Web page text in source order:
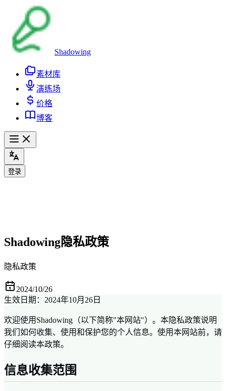
Shadowing
素材库
演练场
价格
博客
登录
Shadowing隐私政策
隐私政策
2024/10/26
生效日期：2024年10月26日
欢迎使用Shadowing（以下简称"本网站"）。本隐私政策说明
我们如何收集、使用和保护您的个人信息。使用本网站前，请
仔细阅读本政策。
信息收集范围